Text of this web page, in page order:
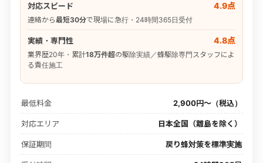
対応スピード 4.9点
連絡から最短30分で現場に急行・24時間365日受付
実績・専門性 4.8点
業界歴20年・累計18万件超の駆除実績／蜂駆除専門スタッフによ
る責任施工
最低料金 2,900円〜（税込）
対応エリア 日本全国（離島を除く）
保証期間 戻り蜂対策を標準実施